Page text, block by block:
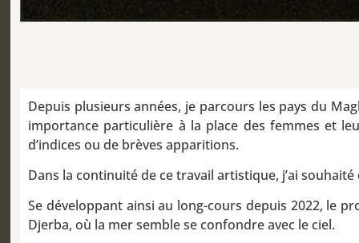
Depuis plusieurs années, je parcours les pays du
importance particulière à la place des femmes et
d’indices ou de brèves apparitions.
Dans la continuité de ce travail artistique, j’ai
Se développant ainsi au long-cours depuis 2022, le
Djerba, où la mer semble se confondre avec le ciel.